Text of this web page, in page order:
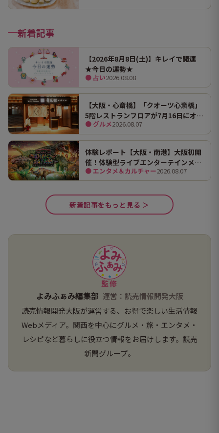
新着記事
【2026年8月8日(土)】キレイで開運
★今日の運勢★
● 占い2026.08.08
【大阪・心斎橋】「クオーツ心斎橋」
5階レストランフロアが7月16日にオー
プン！ 全国初・関西初出店を含む多彩
な9店舗
● グルメ2026.08.07
体験レポート【大阪・南港】大阪初開
催！体験型ライブエンターテインメン
ト「DINO SAFARI（ディノ サファリ）
2026」で、大迫力の恐竜の世界を体験
してきました。
● エンタメ＆カルチャー2026.08.07
新着記事をもっと見る ＞
監修
よみふぁみ編集部 運営：読売情報開発大阪
読売情報開発大阪が運営する、お得で楽しい生活情報
Webメディア。関西を中心にグルメ・旅・エンタメ・
レシピなど暮らしに役立つ情報をお届けします。読売
新聞グループ。